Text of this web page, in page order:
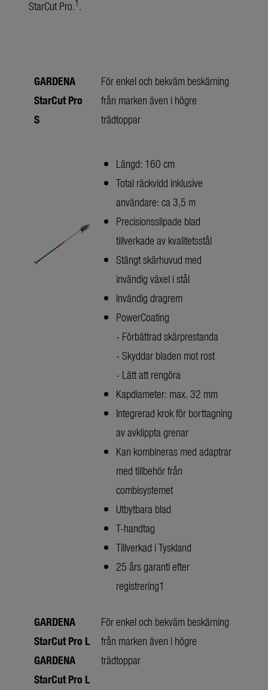
StarCut Pro.1.
GARDENA
StarCut Pro
S
För enkel och bekväm beskärning
från marken även i högre
trädtoppar
Längd: 160 cm
Total räckvidd inklusive
användare: ca 3,5 m
Precisionsslipade blad
tillverkade av kvalitetsstål
Stängt skärhuvud med
invändig växel i stål
Invändig dragrem
PowerCoating
- Förbättrad skärprestanda
- Skyddar bladen mot rost
- Lätt att rengöra
Kapdiameter: max. 32 mm
Integrerad krok för borttagning
av avklippta grenar
Kan kombineras med adaptrar
med tillbehör från
combisystemet
Utbytbara blad
T-handtag
Tillverkad i Tyskland
25 års garanti efter
registrering1
GARDENA
StarCut Pro L
GARDENA
StarCut Pro L
För enkel och bekväm beskärning
från marken även i högre
trädtoppar